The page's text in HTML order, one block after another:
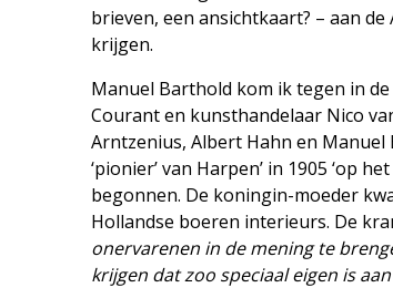
brieven, een ansichtkaart? – aan
krijgen.
Manuel Barthold kom ik tegen in
Courant en kunsthandelaar Nico
Arntzenius, Albert Hahn en Manuel
‘pionier’ van Harpen’ in 1905 ‘op
begonnen. De koningin-moeder
Hollandse boeren interieurs. De
onervarenen in de mening te
krijgen dat zoo speciaal eigen is